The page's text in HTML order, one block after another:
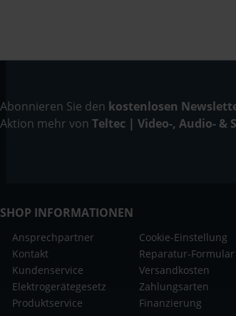
Abonnieren Sie den kostenlosen
Aktion mehr von Teltec | Video-, Audio- &
SHOP INFORMATIONEN
Ansprechpartner
Kontakt
Kundenservice
Elektrogerätegesetz
Produktservice
Cookie-Einstellung
Reparatur-Formular
Versandkosten
Zahlungsarten
Finanzierung